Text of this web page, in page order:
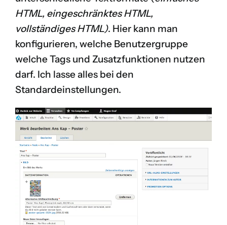
HTML, eingeschränktes HTML,
vollständiges HTML). Hier kann man
konfigurieren, welche Benutzergruppe
welche Tags und Zusatzfunktionen nutzen
darf. Ich lasse alles bei den
Standardeinstellungen.